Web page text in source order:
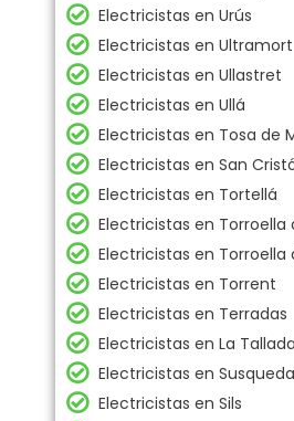
Electricistas en Urús
Electricistas en Ultramort
Electricistas en Ullastret
Electricistas en Ullá
Electricistas en Tosa de
Electricistas en San
Electricistas en Tortellá
Electricistas en Torroella
Electricistas en Torroella
Electricistas en Torrent
Electricistas en Terradas
Electricistas en La Tallada
Electricistas en Susqueda
Electricistas en Sils